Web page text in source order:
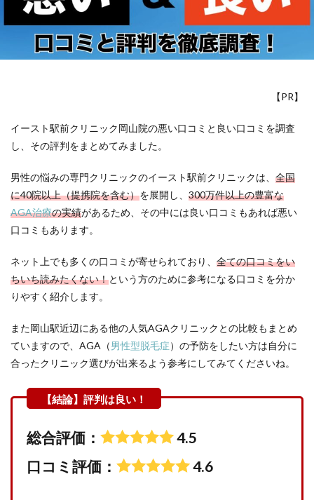
【PR】
イースト駅前クリニック岡山院の悪い口コミと良い口コミを調査
し、その評判をまとめてみました。
男性の悩みの専門クリニックのイースト駅前クリニックは、 全国
に40院以上（提携院を含む）を展開し、 300万件以上の豊富な
AGA治療の実績があるため、その中には良い口コミもあれば悪い
口コミもあります。
ネット上でも多くの口コミが寄せられており、 全ての口コミをい
ちいち読みたくない！という方のために参考になる口コミを分か
りやすく紹介します。
また岡山駅近辺にある他の人気AGAクリニックとの比較もまとめ
ていますので、AGA（男性型脱毛症）の予防をしたい方は自分に
合ったクリニック選びが出来るよう参考にしてみてくださいね。
総合評価：
4.5
口コミ評価：
4.6